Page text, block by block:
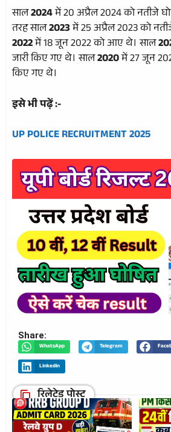
साल2024में 20 अप्रैल 2024 को नतीजे
तरह साल2023में 25 अप्रैल 2023 को
2022में 18 जून 2022 को आए थे। साल
जारी किए गए थे। साल2020में 27 जून
किए गए थे।
इसे भी पढ़ें :-
UP POLICE RECRUITMENT 2025
Share:
WhatsApp Telegram
LinkedIn
रिलेटेड पोस्ट